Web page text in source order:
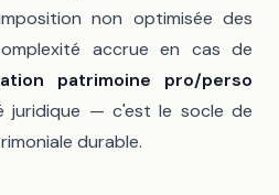
non optimisée des
accrue en cas de
patrimoine pro/perso
juridique — c'est le socle de
durable.